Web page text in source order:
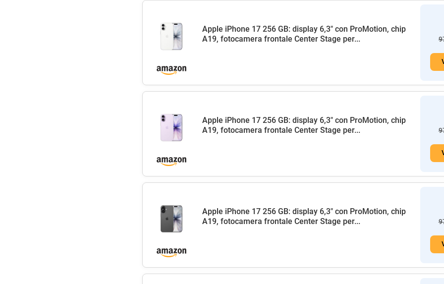
Apple iPhone 17 256 GB: display 6,3" con ProMotion, chip
A19, fotocamera frontale Center Stage per...
Apple iPhone 17 256 GB: display 6,3" con ProMotion, chip
A19, fotocamera frontale Center Stage per...
Apple iPhone 17 256 GB: display 6,3" con ProMotion, chip
A19, fotocamera frontale Center Stage per...